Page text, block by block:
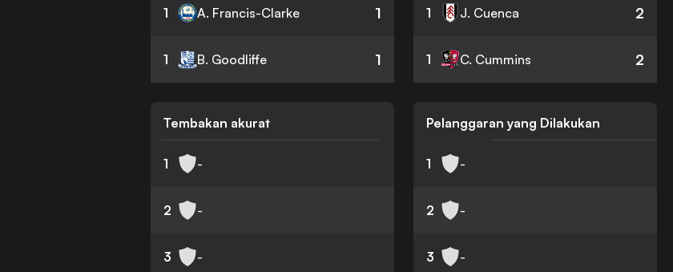
1 A. Francis-Clarke 1
1 B. Goodliffe 1
1 J. Cuenca 2
1 C. Cummins 2
Tembakan akurat
1 -
2 -
3 -
Pelanggaran yang Dilakukan
1 -
2 -
3 -